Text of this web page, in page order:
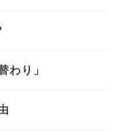
わり」